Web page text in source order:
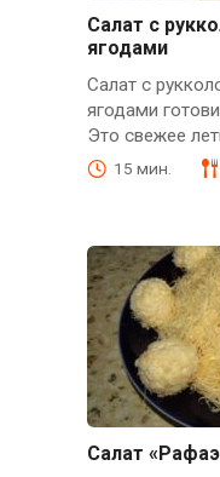
Салат с
ягодами
Салат с
ягодами
Это свежее
15 мин.
Салат